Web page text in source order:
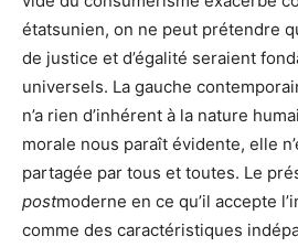
étatsunien, on ne peut prétendre
de justice et d’égalité seraient
universels. La gauche
n’a rien d’inhérent à la nature
morale nous paraît évidente, elle
partagée par tous et toutes. Le
postmoderne en ce qu’il accepte
comme des caractéristiques